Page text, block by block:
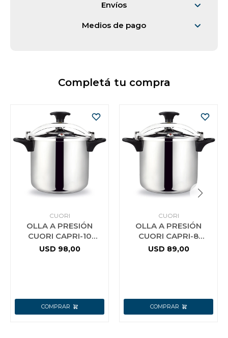
Envíos
Medios de pago
Completá tu compra
CUORI
OLLA A PRESIÓN
CUORI CAPRI-10
ACERO INOX.
USD 98,00
CUORI
OLLA A PRESIÓN
CUORI CAPRI-8
ACERO INOX.
USD 89,00